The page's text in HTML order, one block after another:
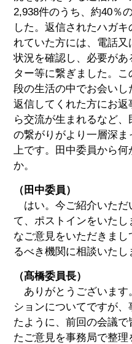
2,938件のうち、約40％
した。返信されたハガ
れていた方には、電話
状況を確認し、必要が
ター等に繋ぎました。
段の生活の中でお会いし
返信してくれた方にお
ら交流が生まれるなど
の繋がりがより一層深
上です。田中委員から何
か。
（田中委員）
はい。今ご紹介いた
て、ポストインをいた
なご意見をいただきま
るべき機関に相談いたし
（髙橋委員長）
ありがとうございま
ションについてですが
たように、前回の会議
たご意見を事務局で整